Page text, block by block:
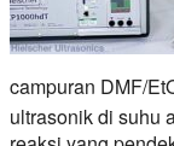
campuran DMF/
ultrasonik di suhu